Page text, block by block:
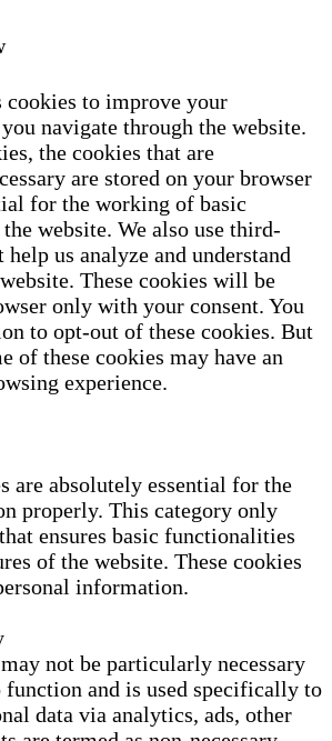
cookies to improve your
navigate through the website.
the cookies that are
are stored on your browser
for the working of basic
website. We also use third-
us analyze and understand
These cookies will be
only with your consent. You
to opt-out of these cookies. But
of these cookies may have an
experience.
are absolutely essential for the
properly. This category only
ensures basic functionalities
of the website. These cookies
information.
not be particularly necessary
and is used specifically to
data via analytics, ads, other